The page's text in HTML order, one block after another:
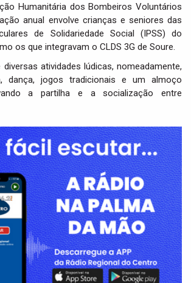
Humanitária dos Bombeiros Voluntários
anual envolve crianças e seniores das
de Solidariedade Social (IPSS) do
os que integravam o CLDS 3G de Soure.
atividades lúdicas, nomeadamente,
dança, jogos tradicionais e um almoço
a partilha e a socialização entre